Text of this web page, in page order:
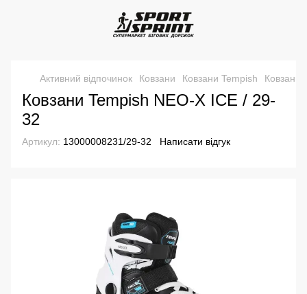
Активний відпочинок Ковзани Ковзани Tempish Ковзани
Ковзани Tempish NEO-X ICE / 29-
32
Артикул: 13000008231/29-32 Написати відгук